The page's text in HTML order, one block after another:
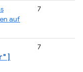
auf
7
7